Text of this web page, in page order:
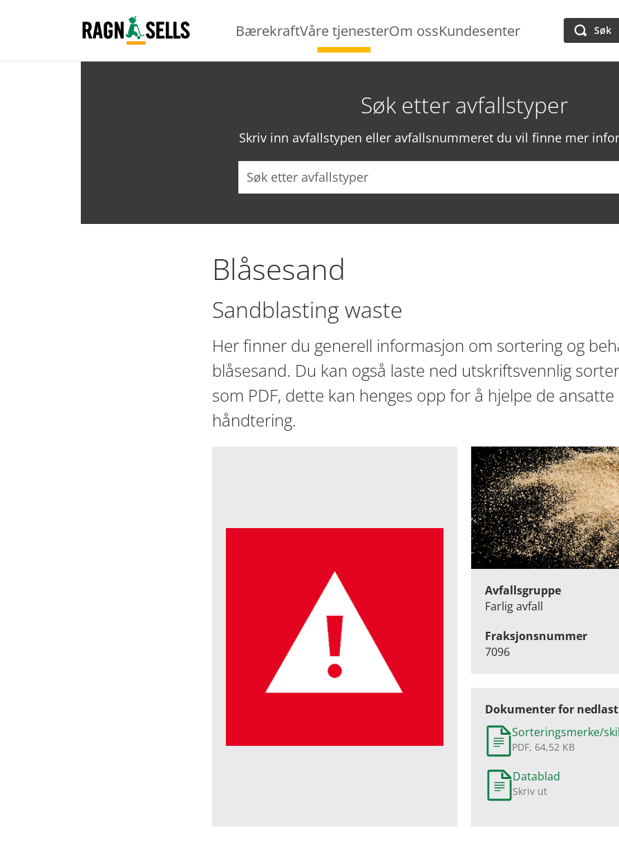
BærekraftVåre tjenesterOm ossKundesenter Søk
Søk etter avfallstyper
Skriv inn avfallstypen eller avfallsnummeret du vil finne mer
Søk
Blåsesand
Sandblasting waste
Her finner du generell informasjon om sortering og
blåsesand. Du kan også laste ned utskriftsvennlig
som PDF, dette kan henges opp for å hjelpe de
håndtering.
Avfallsgruppe
Farlig avfall
Fraksjonsnummer
7096
Dokumenter for
Sorteringsmerke/
PDF, 64,52 KB
Datablad
Skriv ut